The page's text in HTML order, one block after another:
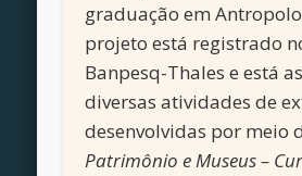
graduação em
projeto está registrado
Banpesq-Thales e está
diversas atividades de
desenvolvidas por meio
Patrimônio e Museus –